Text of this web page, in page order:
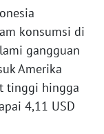
konsumsi di
gangguan
Amerika
tinggi hingga
4,11 USD